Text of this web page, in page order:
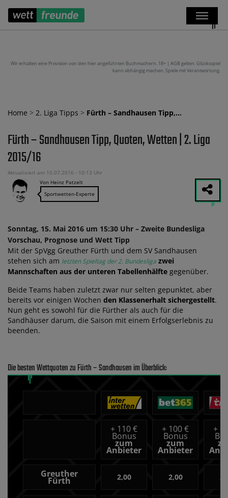
Wir erhalten eine Provision von den hier angeführten Buchmachern. 18+ | AGB gelten. Glücksspiel
kann abhängig machen. Spiele mit Verantwortung.
Home > 2. Liga Tipps > Fürth – Sandhausen Tipp,…
Fürth – Sandhausen Tipp, Quoten, Wetten | 2. Liga
2015/16
Aktualisiert am 10.07.2016 - 10:13 Uhr
Von Heinz Patzelt
Sportwetten-Experte
Sonntag, 15. Mai 2016 um 15:30 Uhr – Zweite Bundesliga
Vorschau, Prognose und Wett Tipp
Mit der SpVgg Greuther Fürth und dem SV Sandhausen
stehen sich am letzten Spieltag der 2. Bundesliga zwei
Mannschaften aus der unteren Tabellenhälfte gegenüber.
Beide Teams haben zuletzt zwar nur selten gepunktet, aber
bereits vor einigen Wochen den Klassenerhalt sichergestellt.
Nun geht es sowohl für die Fürther als auch für die
Sandhäuser darum, die Saison mit einem Erfolgserlebnis zu
beenden.
Die besten Wettquoten zu Fürth – Sandhausen im Überblick:
+ 110 €
Bonus
zum
Anbieter
+ 100 €
Bonus
zum
Anbieter
+
Greuther
Fürth 2,00 2,00